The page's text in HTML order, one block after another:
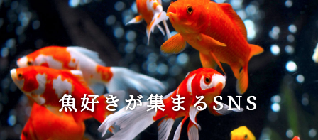
魚好きが集まるSNS